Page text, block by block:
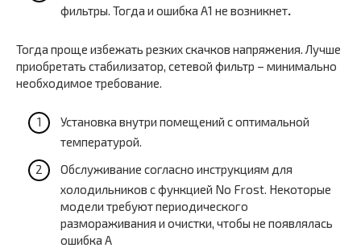
фильтры. Тогда и ошибка A1 не возникнет.
Тогда проще избежать резких скачков напряжения. Лучше
приобретать стабилизатор, сетевой фильтр – минимально
необходимое требование.
Установка внутри помещений с оптимальной
температурой.
Обслуживание согласно инструкциям для
холодильников с функцией No Frost. Некоторые
модели требуют периодического
размораживания и очистки, чтобы не появлялась
ошибка A